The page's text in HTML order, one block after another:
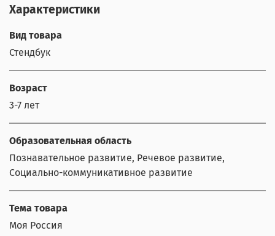
Характеристики
Вид товара
Стендбук
Возраст
3-7 лет
Образовательная область
Познавательное развитие, Речевое развитие,
Социально-коммуникативное развитие
Тема товара
Моя Россия